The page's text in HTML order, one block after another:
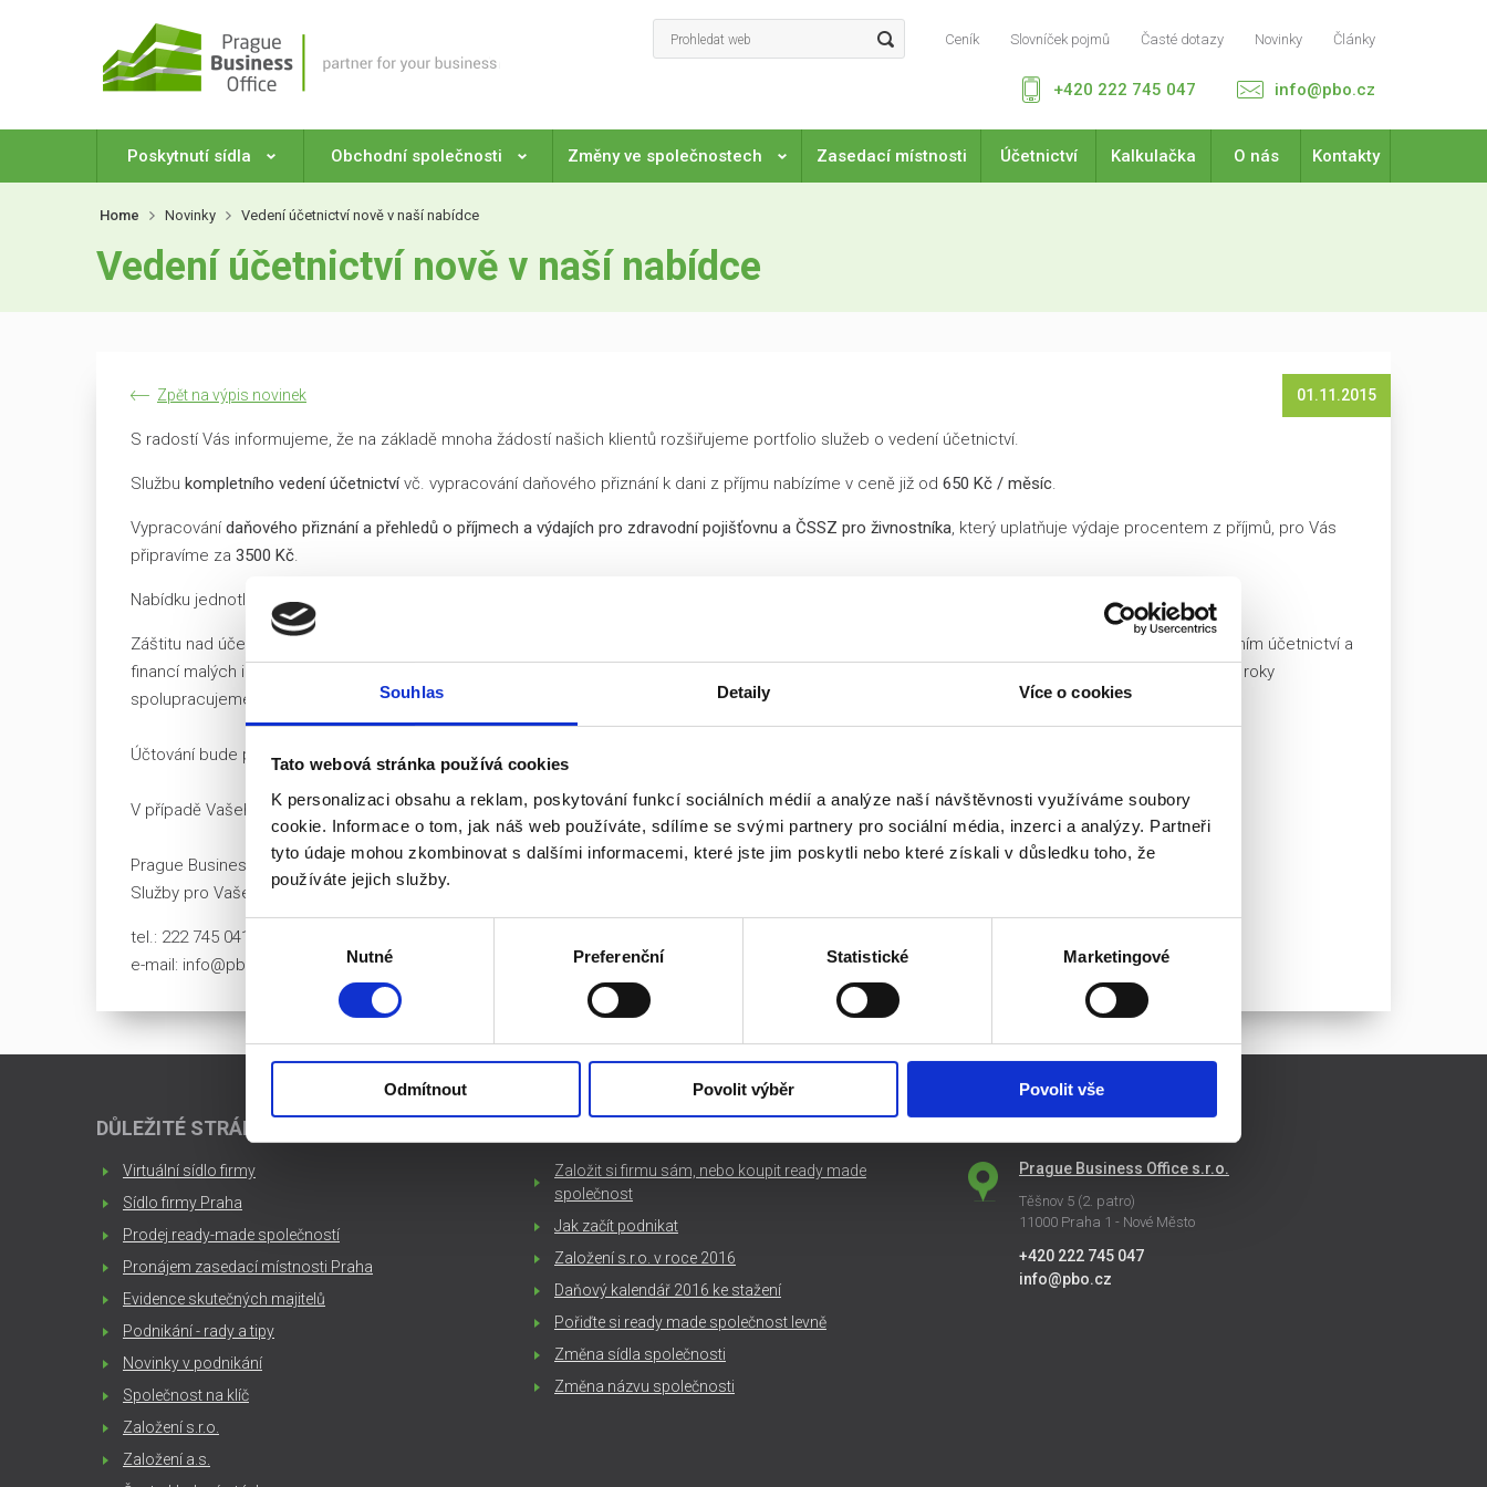
Souhlas Detaily Více o cookies
Tato webová stránka používá cookies
K personalizaci obsahu a reklam, poskytování funkcí sociálních médií a analýze naší návštěvnosti využíváme soubory
cookie. Informace o tom, jak náš web používáte, sdílíme se svými partnery pro sociální média, inzerci a analýzy. Partneři
tyto údaje mohou zkombinovat s dalšími informacemi, které jste jim poskytli nebo které získali v důsledku toho, že
používáte jejich služby.
Výběr
Nutné Preferenční Statistické Marketingové
Odmítnout Povolit výběr Povolit vše
Ceník Slovníček pojmů Časté dotazy Novinky Články
info@pbo.cz
+420 222 745 047
Poskytnutí sídla Obchodní společnosti Změny ve společnostech Zasedací místnosti Účetnictví Kalkulačka O nás Kontakty
Home Novinky Vedení účetnictví nově v naší nabídce
Vedení účetnictví nově v naší nabídce
Zpět na výpis novinek 01.11.2015
S radostí Vás informujeme, že na základě mnoha žádostí našich klientů rozšiřujeme portfolio služeb o vedení účetnictví.
Službu kompletního vedení účetnictvívč. vypracování daňového přiznání k dani z příjmu nabízíme v ceně již od 650 Kč / měsíc.
Vypracování daňového přiznání a přehledů o příjmech a výdajích pro zdravodní pojišťovnu a ČSSZ pro živnostníka, který uplatňuje výdaje procentem z příjmů, pro Vás
připravíme za 3500 Kč.
Nabídku jednotlivých balíčků naleznete
Záštitu nad účetnictvím má náš tým v čele s Ing. Janou Krafkovou, která vystudovala Vysokou školu ekonomickou a má desetiletou zkušenost s vedením účetnictví a
financí malých i velkých firem i s komunikací se státní správou. Samozřejmá je také podpora naší daňové poradkyně Bc. Heleny Kalinové, se kterou již roky
spolupracujeme.
Účtování bude probíhat v programu Flexibee, ke kterému budete mít vždy přístup a Vaše účetnictví tak budete mít stále pod kontrolou.
V případě Vašeho zájmu či jakýchkoli dotazů nás neváhejte kontaktovat.
Prague Business Office s.r.o.
Služby pro Vaše podnikání pod jednou střechou
tel.: 222 745 041
e-mail: info@pbo.cz
DŮLEŽITÉ STRÁNKY
Virtuální sídlo firmy
Sídlo firmy Praha
Prodej ready-made společností
Pronájem zasedací místnosti Praha
Evidence skutečných majitelů
Podnikání - rady a tipy
Novinky v podnikání
Společnost na klíč
Založení s.r.o.
Založení a.s.
Založit si firmu sám, nebo koupit ready made
společnost
Jak začít podnikat
Založení s.r.o. v roce 2016
Daňový kalendář 2016 ke stažení
Pořiďte si ready made společnost levně
Změna sídla společnosti
Změna názvu společnosti
Prague Business Office s.r.o.
Těšnov 5 (2. patro)
11000 Praha 1 - Nové Město
+420 222 745 047
info@pbo.cz